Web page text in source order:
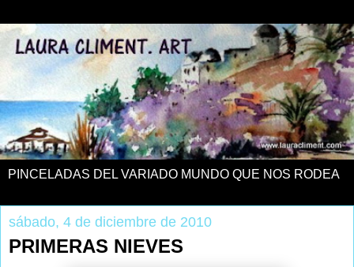
PINCELADAS DEL VARIADO MUNDO QUE NOS RODEA
sábado, 4 de diciembre de 2010
PRIMERAS NIEVES